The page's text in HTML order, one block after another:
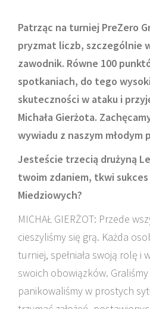
Patrząc na turniej PreZero
pryzmat liczb, szczególnie
zawodnik. Równe 100
spotkaniach, do tego
skuteczności w ataku i
Michała Gierżota.
wywiadu z naszym młodym
Jesteście trzecią drużyną
twoim zdaniem, tkwi
Miedziowych?
MICHAŁ GIERŻOT: Przede
cieszyliśmy się grą. Każda
turniej, spełniała swoją rolę i
swoich obowiązków.
panikowaliśmy w prostych